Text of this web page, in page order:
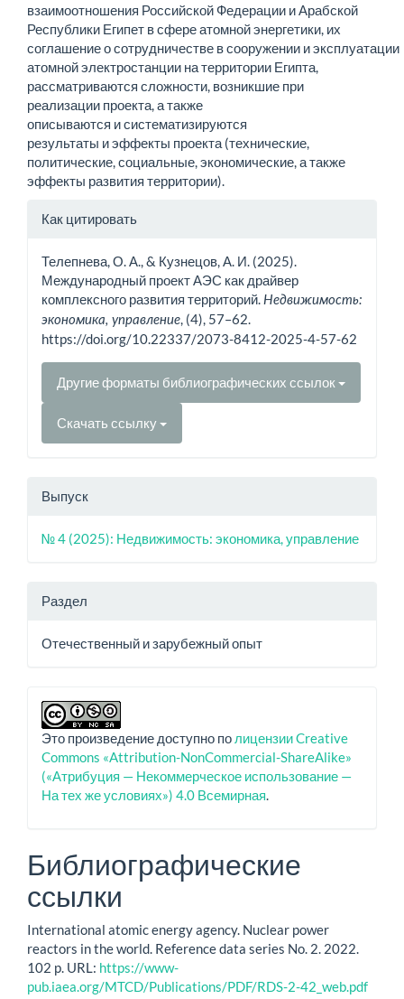
взаимоотношения Российской Федерации и Арабской
Республики Египет в сфере атомной энергетики, их
соглашение о сотрудничестве в сооружении и эксплуатации
атомной электростанции на территории Египта,
рассматриваются сложности, возникшие при
реализации проекта, а также
описываются и систематизируются
результаты и эффекты проекта (технические,
политические, социальные, экономические, а также
эффекты развития территории).
Информация
Как цитировать
Телепнева, О. А., & Кузнецов, А. И. (2025).
Международный проект АЭС как драйвер
комплексного развития территорий. Недвижимость:
экономика, управление, (4), 57–62.
https://doi.org/10.22337/2073-8412-2025-4-57-62
Другие форматы библиографических ссылок
Скачать ссылку
Выпуск
№ 4 (2025): Недвижимость: экономика, управление
Раздел
Отечественный и зарубежный опыт
Это произведение доступно по лицензии Creative
Commons «Attribution-NonCommercial-ShareAlike»
(«Атрибуция — Некоммерческое использование —
На тех же условиях») 4.0 Всемирная.
Библиографические
ссылки
International atomic energy agency. Nuclear power
reactors in the world. Reference data series No. 2. 2022.
102 p. URL: https://www-
pub.iaea.org/MTCD/Publications/PDF/RDS-2-42_web.pdf